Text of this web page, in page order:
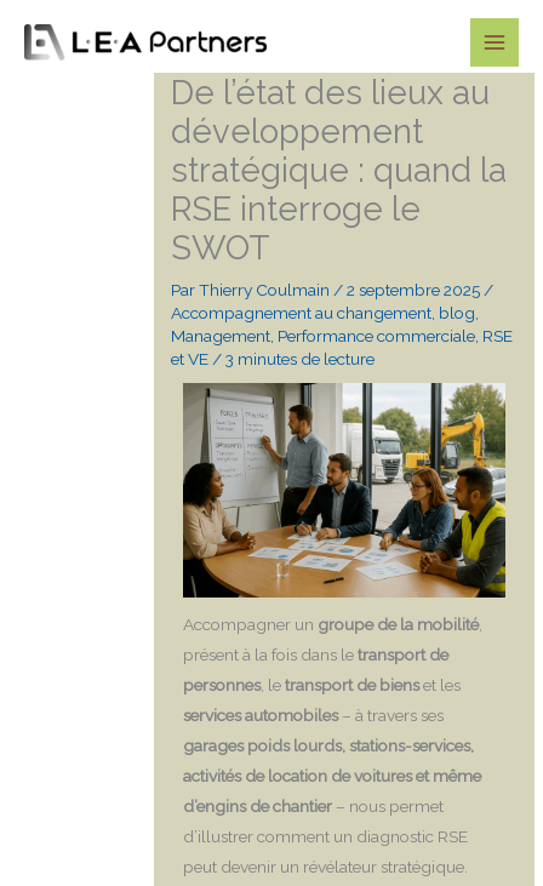
De l’état des lieux au
développement
stratégique : quand la
RSE interroge le
SWOT
ParThierry Coulmain /2 septembre 2025 /
Accompagnement au changement blog
Management Performance commerciale RSE
et VE /3 minutes de lecture
Accompagner un groupe de la mobilité,
présent à la fois dans letransport de
personnes, letransport de bienset les
services automobiles– à travers ses
garages poids lourds, stations-services,
activités de location de voitures et même
d’engins de chantier – nous permet
d’illustrer comment un diagnostic RSE
peut devenir un révélateur stratégique.